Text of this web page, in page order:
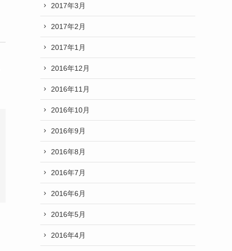
2017年3月
2017年2月
2017年1月
2016年12月
2016年11月
2016年10月
2016年9月
2016年8月
2016年7月
2016年6月
2016年5月
2016年4月